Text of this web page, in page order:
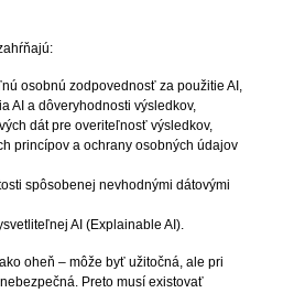
osobnú zodpovednosť za použitie AI,
AI a dôveryhodnosti výsledkov,
dát pre overiteľnosť výsledkov,
princípov a ochrany osobných údajov
spôsobenej nevhodnými dátovými
AI (Explainable AI).
oheň – môže byť užitočná, ale pri
Preto musí existovať